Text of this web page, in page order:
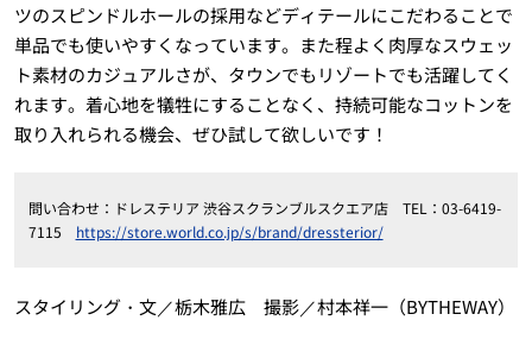
ツのスピンドルホールの採用などディテールにこだわることで
単品でも使いやすくなっています。また程よく肉厚なスウェッ
ト素材のカジュアルさが、タウンでもリゾートでも活躍してく
れます。着心地を犠牲にすることなく、持続可能なコットンを
取り入れられる機会、ぜひ試して欲しいです！
問い合わせ：ドレステリア 渋谷スクランブルスクエア店 TEL：03-6419-
7115 https://store.world.co.jp/s/brand/dressterior/
スタイリング・文／栃木雅広 撮影／村本祥一（BYTHEWAY）